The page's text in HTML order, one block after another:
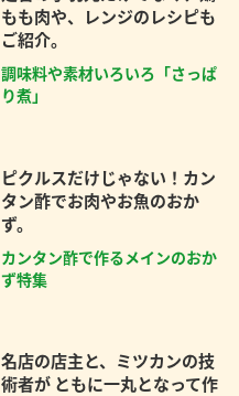
もも肉や、レンジのレシピも
ご紹介。
調味料や素材いろいろ「さっぱ
り煮」
ピクルスだけじゃない！カン
タン酢でお肉やお魚のおか
ず。
カンタン酢で作るメインのおか
ず特集
名店の店主と、ミツカンの技
術者が ともに一丸となって作